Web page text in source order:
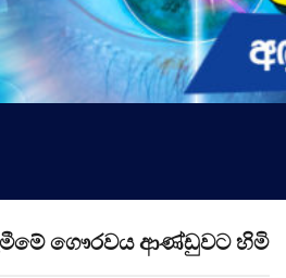
ගෞරවය ආණ්ඩුවට හිමි